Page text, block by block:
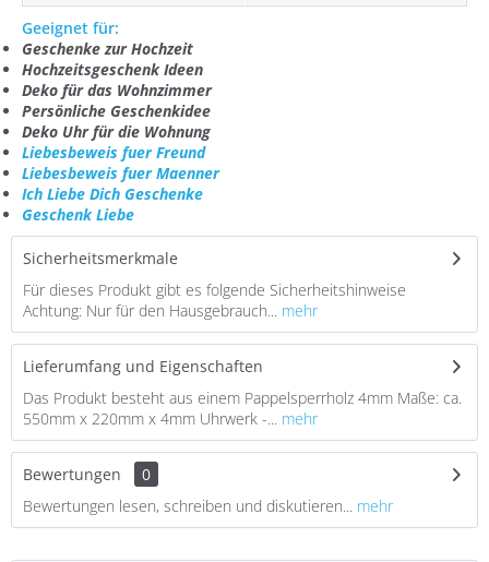
Geeignet für:
Geschenke zur Hochzeit
Hochzeitsgeschenk Ideen
Deko für das Wohnzimmer
Persönliche Geschenkidee
Deko Uhr für die Wohnung
Liebesbeweis fuer Freund
Liebesbeweis fuer Maenner
Ich Liebe Dich Geschenke
Geschenk Liebe
Sicherheitsmerkmale
Für dieses Produkt gibt es folgende Sicherheitshinweise
Achtung: Nur für den Hausgebrauch... mehr
Lieferumfang und Eigenschaften
Das Produkt besteht aus einem Pappelsperrholz 4mm Maße: ca.
550mm x 220mm x 4mm Uhrwerk -... mehr
Bewertungen
0
Bewertungen lesen, schreiben und diskutieren... mehr